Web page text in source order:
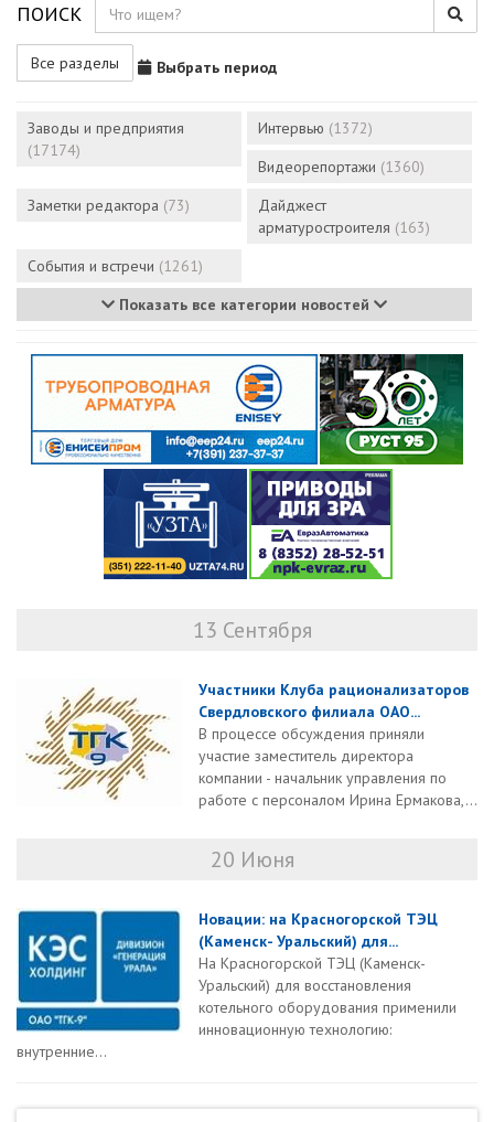
ПОИСК
Все разделы Выбрать период
Заводы и предприятия
(17174)
Интервью (1372)
Видеорепортажи (1360)
Заметки редактора (73)
Дайджест
арматуростроителя (163)
События и встречи (1261)
Показать все категории новостей
13 Сентября
Участники Клуба рационализаторов
Свердловского филиала ОАО...
В процессе обсуждения приняли
участие заместитель директора
компании - начальник управления по
работе с персоналом Ирина Ермакова,...
20 Июня
Новации: на Красногорской ТЭЦ
(Каменск- Уральский) для...
На Красногорской ТЭЦ (Каменск-
Уральский) для восстановления
котельного оборудования применили
инновационную технологию:
внутренние...